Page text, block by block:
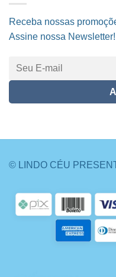
Receba nossas
Assine nossa Newsletter!
© LINDO CÉU